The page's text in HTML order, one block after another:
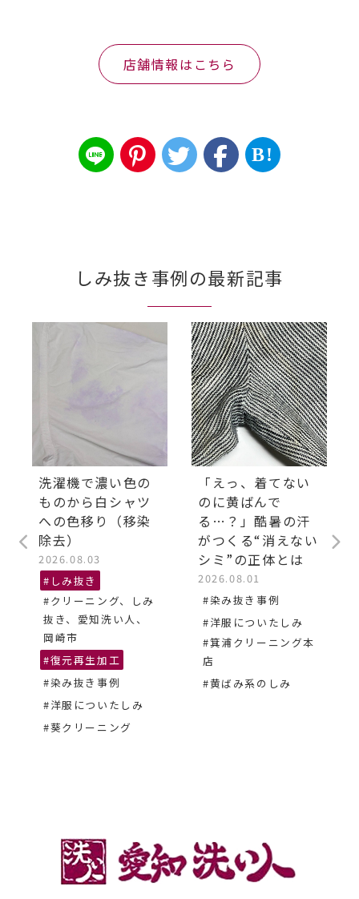
店舗情報はこちら
B!
しみ抜き事例の最新記事
洗濯機で濃い色の
ものから白シャツ
への色移り（移染
除去）
2026.08.03
#しみ抜き
#クリーニング、しみ
抜き、愛知洗い人、
岡崎市
#復元再生加工
#染み抜き事例
#洋服についたしみ
#葵クリーニング
「えっ、着てない
のに黄ばんで
る…？」酷暑の汗
がつくる“消えない
シミ”の正体とは
2026.08.01
#染み抜き事例
#洋服についたしみ
#箕浦クリーニング本
店
#黄ばみ系のしみ